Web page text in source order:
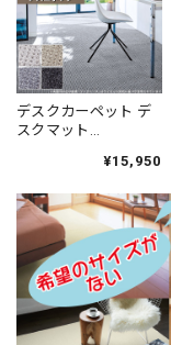
デスクカーペット デ
スクマット
ーズ カーペット「消
効果でイヤな臭いの
元を90％以上カッ
ト！シックな濃淡カ
ラーの杢調 ドットデ
ザイン 全4色 防炎ラ
ベル付『アスエポッ
ク/EPC』
¥15,950